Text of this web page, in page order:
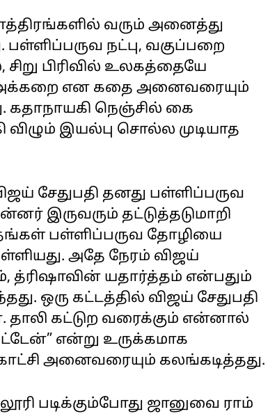
வரும் அனைத்து
பள்ளிப்பருவ நட்பு, வகுப்பறை
பிரிவில் உலகத்தையே
அக்கறை என கதை அனைவரையும்
கதாநாயகி நெஞ்சில் கை
இயல்பு சொல்ல முடியாத
சேதுபதி தனது பள்ளிப்பருவ
இருவரும் தட்டுத்தடுமாறி
பள்ளிப்பருவ தோழியை
அதே நேரம் விஜய்
த்ரிஷாவின் யதார்த்தம் என்பதும்
ஒரு கட்டத்தில் விஜய் சேதுபதி
கட்டுற வரைக்கும் என்னால்
என்று உருக்கமாக
அனைவரையும் கலங்கடித்தது.
படிக்கும்போது ஜானுவை ராம்